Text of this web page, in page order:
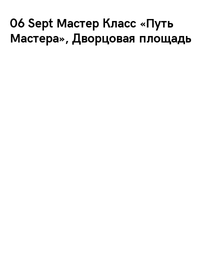
06 Sept Мастер Класс «Путь
Мастера», Дворцовая площадь